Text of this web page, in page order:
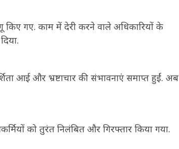
गए. काम में देरी करने वाले अधिकारियों के
आई और भ्रष्टाचार की संभावनाएं समाप्त हुईं. अब
को तुरंत निलंबित और गिरफ्तार किया गया.